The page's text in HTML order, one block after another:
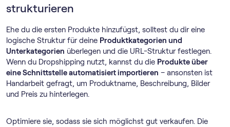
strukturieren
Ehe du die ersten Produkte hinzufügst, solltest du dir eine
logische Struktur für deine Produktkategorien und
Unterkategorien überlegen und die URL-Struktur festlegen.
Wenn du Dropshipping nutzt, kannst du die Produkte über
eine Schnittstelle automatisiert importieren – ansonsten ist
Handarbeit gefragt, um Produktname, Beschreibung, Bilder
und Preis zu hinterlegen.
Optimiere sie, sodass sie sich möglichst gut verkaufen. Die